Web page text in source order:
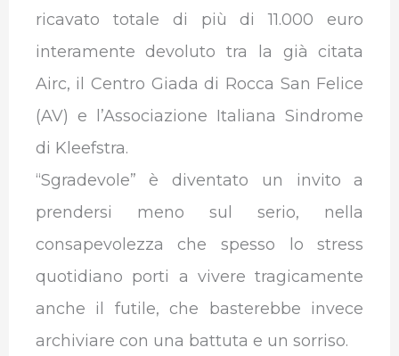
ricavato totale di più di 11.000 euro
interamente devoluto tra la già citata
Airc, il Centro Giada di Rocca San Felice
(AV) e l’Associazione Italiana Sindrome
di Kleefstra.
“Sgradevole” è diventato un invito a
prendersi meno sul serio, nella
consapevolezza che spesso lo stress
quotidiano porti a vivere tragicamente
anche il futile, che basterebbe invece
archiviare con una battuta e un sorriso.